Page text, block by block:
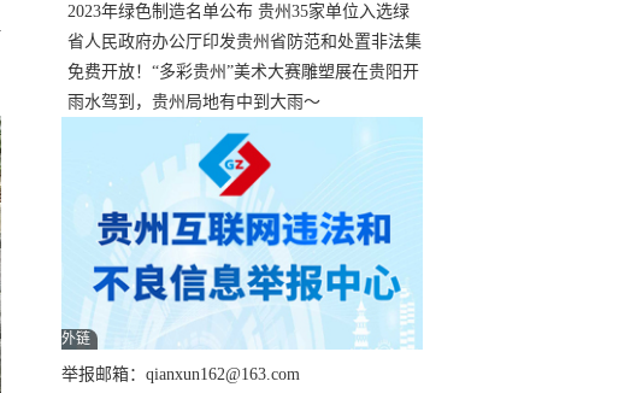
名额
2023年绿色制造名单公布 贵州35家单位入选绿
色工厂
省人民政府办公厅印发贵州省防范和处置非法集
资工作实施细则
免费开放！“多彩贵州”美术大赛雕塑展在贵阳开
展，持续至1月19日
雨水驾到，贵州局地有中到大雨～
外链
举报邮箱：qianxun162@163.com